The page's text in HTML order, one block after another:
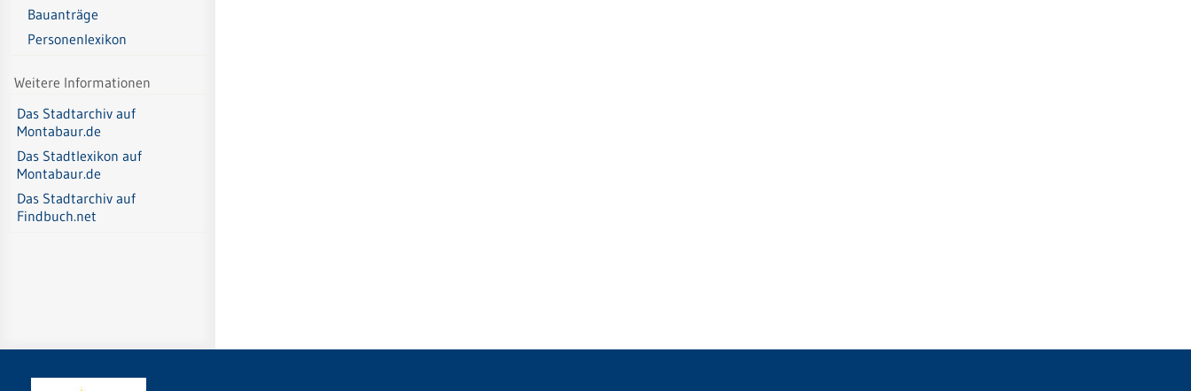
Bauanträge
Personenlexikon
Weitere Informationen
Das Stadtarchiv auf
Montabaur.de
Das Stadtlexikon auf
Montabaur.de
Das Stadtarchiv auf
Findbuch.net